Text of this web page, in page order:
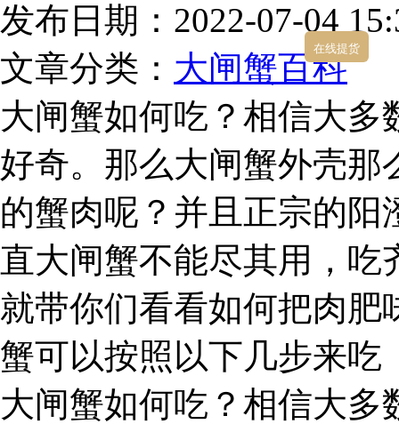
发布日期：2022-07-04
文章分类： 大闸蟹百科
大闸蟹如何吃？相信大
好奇。那么大闸蟹外壳那
的蟹肉呢？并且正宗的
直大闸蟹不能尽其用，
就带你们看看如何把肉肥
蟹可以按照以下几步来吃
大闸蟹如何吃？相信大
在线提货